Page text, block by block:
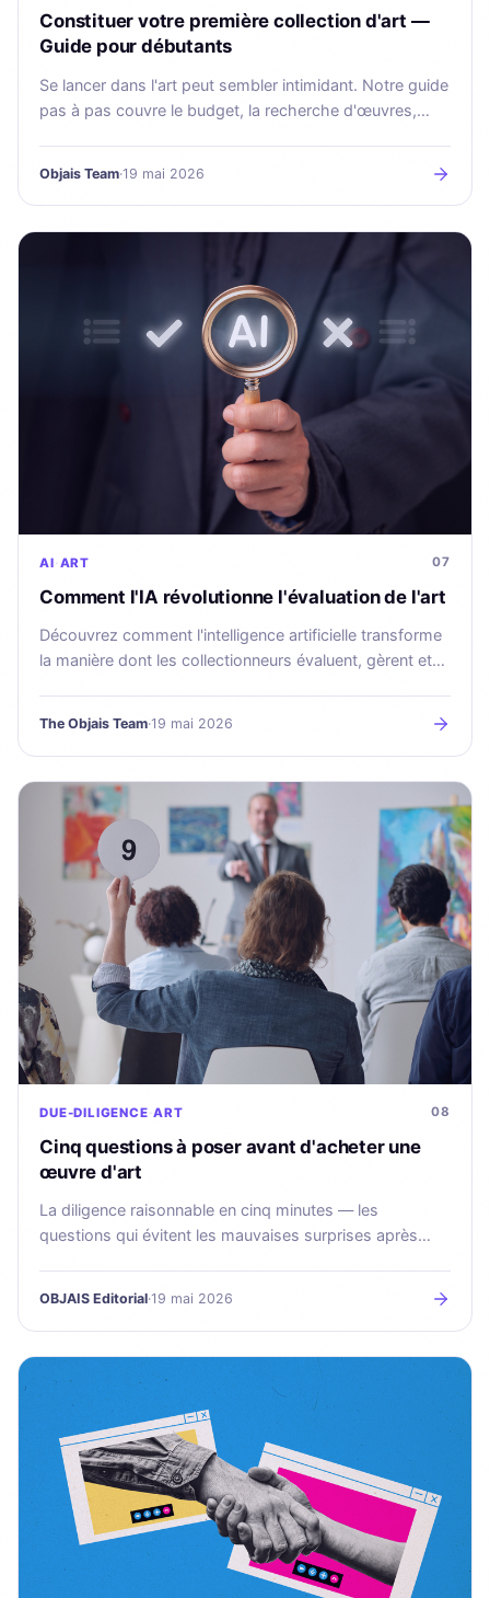
Constituer votre première collection d'art —
Guide pour débutants
Se lancer dans l'art peut sembler intimidant. Notre guide
pas à pas couvre le budget, la recherche d'œuvres,
Objais Team·19 mai 2026
07
AI ART
Comment l'IA révolutionne l'évaluation de l'art
Découvrez comment l'intelligence artificielle transforme
la manière dont les collectionneurs évaluent, gèrent et
The Objais Team·19 mai 2026
08
DUE-DILIGENCE ART
Cinq questions à poser avant d'acheter une
œuvre d'art
La diligence raisonnable en cinq minutes — les
questions qui évitent les mauvaises surprises après
OBJAIS Editorial·19 mai 2026